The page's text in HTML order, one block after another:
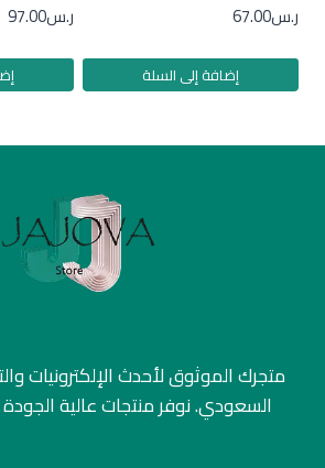
ر.س67.00
إضافة إلى السلة
ر.س97.00
متجرك الموثوق لأحدث الإلكترونيات
السعودي. نوفر منتجات عالية